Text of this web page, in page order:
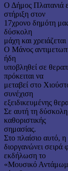
Ο Δήμος Πλατανιά
στήριξη στον
17χρονο δημότη
δύσκολη
μάχη και
Ο Μάνος
ήδη
υποβληθεί σε
πρόκειται να
μεταβεί στο
συνέχιση
εξειδικευμένης
Σε αυτή τη δύσκολη
καθοριστικής
σημασίας.
Στο πλαίσιο αυτό,
διοργανώνει
εκδήλωση το
«Μουσικό